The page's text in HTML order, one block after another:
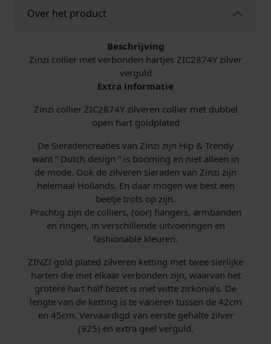
C
7
e
o
n
d
e
h
a
t
j
e
s
i
Over het product
Beschrijving
Zinzi collier met verbonden hartjes ZIC2874Y zilver
verguld
Extra informatie
Zinzi collier ZIC2874Y zilveren collier met dubbel
open hart goldplated
De Sieradencreaties van Zinzi zijn Hip & Trendy
want ” Dutch design ” is booming en niet alleen in
de mode. Ook de zilveren sieraden van Zinzi zijn
helemaal Hollands. En daar mogen we best een
beetje trots op zijn.
Prachtig zijn de colliers, (oor) hangers, armbanden
en ringen, in verschillende uitvoeringen en
fashionable kleuren.
ZINZI gold plated zilveren ketting met twee sierlijke
harten die met elkaar verbonden zijn, waarvan het
grotere hart half bezet is met witte zirkonia’s. De
lengte van de ketting is te variëren tussen de 42cm
en 45cm. Vervaardigd van eerste gehalte zilver
(925) en extra geel verguld.